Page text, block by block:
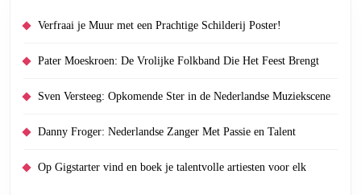
Verfraai je Muur met een Prachtige Schilderij Poster!
Pater Moeskroen: De Vrolijke Folkband Die Het Feest Brengt
Sven Versteeg: Opkomende Ster in de Nederlandse Muziekscene
Danny Froger: Nederlandse Zanger Met Passie en Talent
Op Gigstarter vind en boek je talentvolle artiesten voor elk